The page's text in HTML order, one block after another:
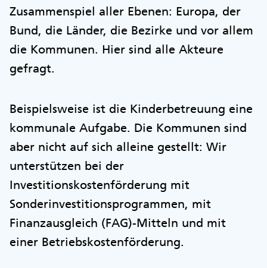
Zusammenspiel aller Ebenen: Europa, der
Bund, die Länder, die Bezirke und vor allem
die Kommunen. Hier sind alle Akteure
gefragt.
Beispielsweise ist die Kinderbetreuung eine
kommunale Aufgabe. Die Kommunen sind
aber nicht auf sich alleine gestellt: Wir
unterstützen bei der
Investitionskostenförderung mit
Sonderinvestitionsprogrammen, mit
Finanzausgleich (FAG)-Mitteln und mit
einer Betriebskostenförderung.